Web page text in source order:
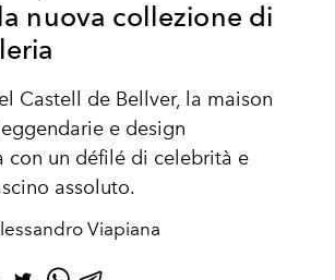
nuova collezione di
Castell de Bellver, la maison
e design
con un défilé di celebrità e
assoluto.
Viapiana